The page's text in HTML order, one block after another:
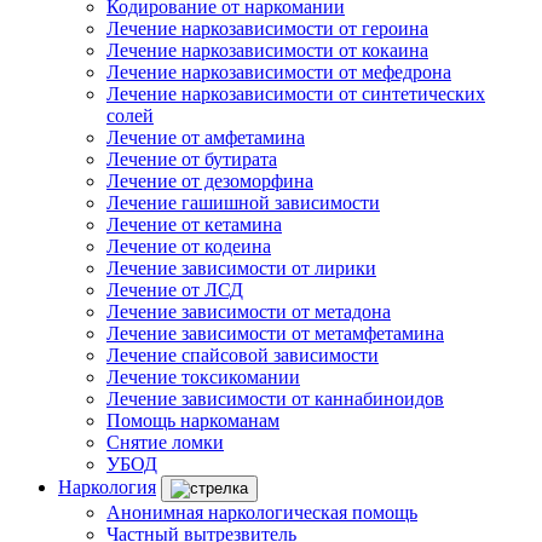
Кодирование от наркомании
Лечение наркозависимости от героина
Лечение наркозависимости от кокаина
Лечение наркозависимости от мефедрона
Лечение наркозависимости от синтетических
солей
Лечение от амфетамина
Лечение от бутирата
Лечение от дезоморфина
Лечение гашишной зависимости
Лечение от кетамина
Лечение от кодеина
Лечение зависимости от лирики
Лечение от ЛСД
Лечение зависимости от метадона
Лечение зависимости от метамфетамина
Лечение спайсовой зависимости
Лечение токсикомании
Лечение зависимости от каннабиноидов
Помощь наркоманам
Снятие ломки
УБОД
Наркология
Анонимная наркологическая помощь
Частный вытрезвитель